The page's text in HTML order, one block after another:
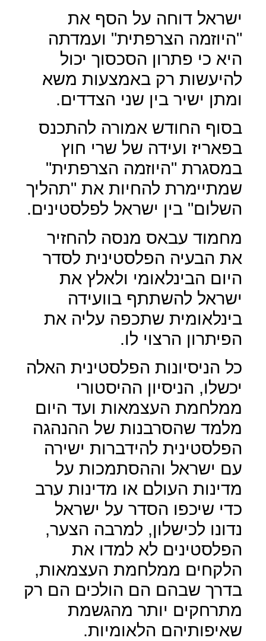
ישראל דוחה על הסף את
"היוזמה הצרפתית" ועמדתה
היא כי פתרון הסכסוך יכול
להיעשות רק באמצעות משא
ומתן ישיר בין שני הצדדים.
בסוף החודש אמורה להתכנס
בפאריז ועידה של שרי חוץ
במסגרת "היוזמה הצרפתית"
שמתיימרת להחיות את "תהליך
השלום" בין ישראל לפלסטינים.
מחמוד עבאס מנסה להחזיר
את הבעיה הפלסטינית לסדר
היום הבינלאומי ולאלץ את
ישראל להשתתף בוועידה
בינלאומית שתכפה עליה את
הפיתרון הרצוי לו.
כל הניסיונות הפלסטינית האלה
יכשלו, הניסיון ההיסטורי
ממלחמת העצמאות ועד היום
מלמד שהסרבנות של ההנהגה
הפלסטינית להידברות ישירה
עם ישראל וההסתמכות על
מדינות העולם או מדינות ערב
כדי שיכפו הסדר על ישראל
נדונו לכישלון, למרבה הצער,
הפלסטינים לא למדו את
הלקחים ממלחמת העצמאות,
בדרך שבהם הם הולכים הם רק
מתרחקים יותר מהגשמת
שאיפותיהם הלאומיות.